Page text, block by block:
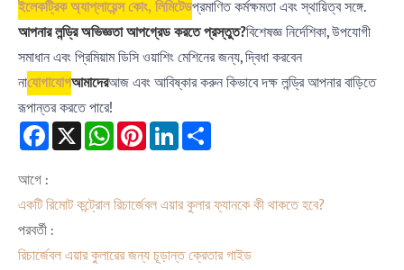
ইলেকট্রিক অ্যাপ্লায়েন্স কোং, লিমিটেডপ্রমাণিত কর্মক্ষমতা এবং স্থায়িত্ব সঙ্গে.
আপনার লন্ড্রি অভিজ্ঞতা আপগ্রেড করতে প্রস্তুত?বিশেষজ্ঞ নির্দেশিকা, উপযোগী
সমাধান এবং প্রিমিয়াম ডিসি ওয়াশিং মেশিনের জন্য, দ্বিধা করবেন
নাযোগাযোগআমাদেরআজ এবং আবিষ্কার করুন কিভাবে দক্ষ লন্ড্রি আপনার বাড়িতে
রূপান্তর করতে পারে!
Facebook WhatsAppPinterestLinkedIn
আগে :
একটি রিমোট কন্ট্রোল রিচার্জেবল এয়ার কুলার ফ্যানকে কী থাকতে হবে?
পরবর্তী :
রিচার্জেবল এয়ার কুলারের জন্য চূড়ান্ত ক্রেতার গাইড